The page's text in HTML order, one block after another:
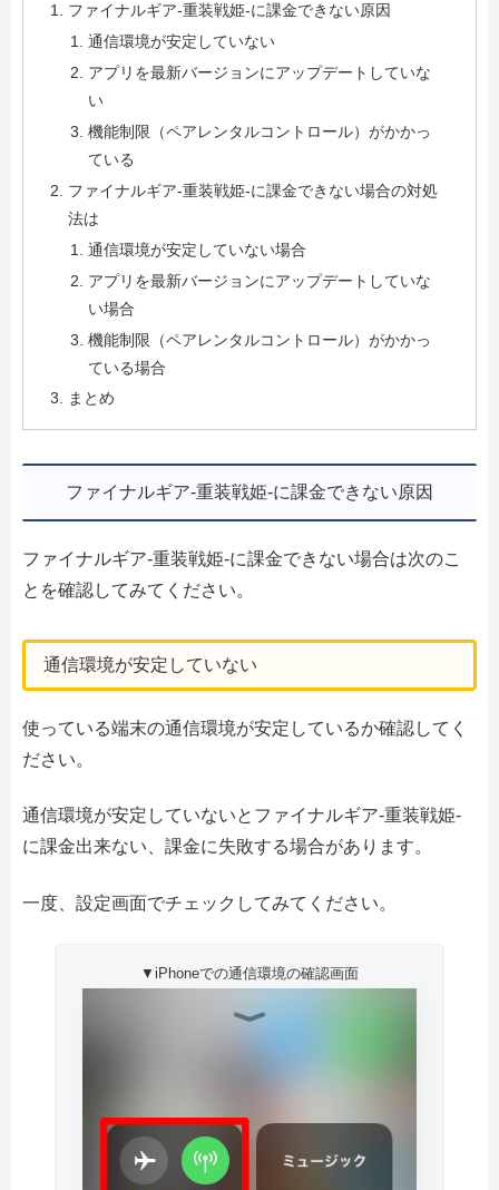
ファイナルギア-重装戦姫-に課金できない原因
通信環境が安定していない
アプリを最新バージョンにアップデートしていな
い
機能制限（ペアレンタルコントロール）がかかっ
ている
ファイナルギア-重装戦姫-に課金できない場合の対処
法は
通信環境が安定していない場合
アプリを最新バージョンにアップデートしていな
い場合
機能制限（ペアレンタルコントロール）がかかっ
ている場合
まとめ
ファイナルギア-重装戦姫-に課金できない原因
ファイナルギア-重装戦姫-に課金できない場合は次のこ
とを確認してみてください。
通信環境が安定していない
使っている端末の通信環境が安定しているか確認してく
ださい。
通信環境が安定していないとファイナルギア-重装戦姫-
に課金出来ない、課金に失敗する場合があります。
一度、設定画面でチェックしてみてください。
▼iPhoneでの通信環境の確認画面